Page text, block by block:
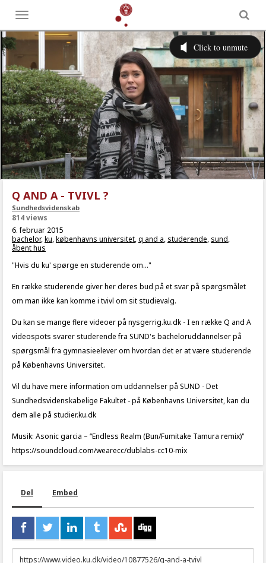
Toggle
menu
Q AND A - TVIVL ?
Sundhedsvidenskab
814 views
6. februar 2015
bachelor,ku,københavns universitet,q and a, studerende, sund,
åbent hus
"Hvis du ku' spørge en studerende om..."
En række studerende giver her deres bud på et svar på spørgsmålet
om man ikke kan komme i tvivl om sit studievalg.
Du kan se mange flere videoer på nysgerrig.ku.dk - I en række Q and A
videospots svarer studerende fra SUND's bacheloruddannelser på
spørgsmål fra gymnasieelever om hvordan det er at være studerende
på Københavns Universitet.
Vil du have mere information om uddannelser på SUND - Det
Sundhedsvidenskabelige Fakultet - på Københavns Universitet, kan du
dem alle på studier.ku.dk
Musik: Asonic garcia – “Endless Realm (Bun/Fumitake Tamura remix)"
https://soundcloud.com/wearecc/dublabs-cc10-mix
Del Embed
URL